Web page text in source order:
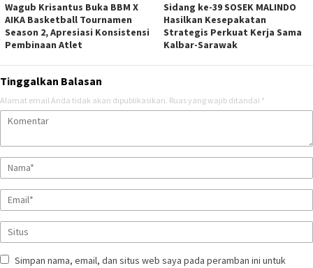
Wagub Krisantus Buka BBM X
AIKA Basketball Tournamen
Season 2, Apresiasi Konsistensi
Pembinaan Atlet
Sidang ke-39 SOSEK MALINDO
Hasilkan Kesepakatan
Strategis Perkuat Kerja Sama
Kalbar-Sarawak
Tinggalkan Balasan
Alamat email Anda tidak akan dipublikasikan. Ruas yang wajib ditandai *
Simpan nama, email, dan situs web saya pada peramban ini untuk